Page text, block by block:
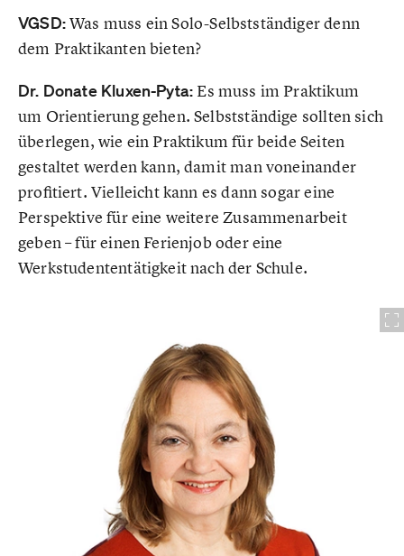
VGSD:Was muss ein Solo-Selbstständiger denn
dem Praktikanten bieten?
Dr. Donate Kluxen-Pyta: Es muss im Praktikum
um Orientierung gehen. Selbstständige sollten sich
überlegen, wie ein Praktikum für beide Seiten
gestaltet werden kann, damit man voneinander
profitiert. Vielleicht kann es dann sogar eine
Perspektive für eine weitere Zusammenarbeit
geben – für einen Ferienjob oder eine
Werkstudententätigkeit nach der Schule.